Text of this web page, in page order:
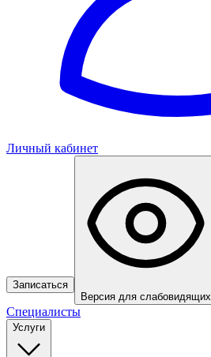
Личный кабинет
Записаться
Версия для слабовидящих
Специалисты
Услуги